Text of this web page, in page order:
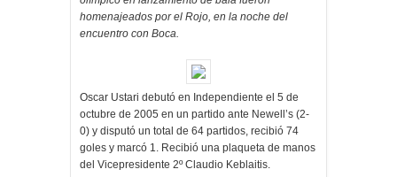
homenajeados por el Rojo, en la noche del
encuentro con Boca.
Oscar Ustari debutó en Independiente el 5 de
octubre de 2005 en un partido ante Newell’s (2-
0) y disputó un total de 64 partidos, recibió 74
goles y marcó 1. Recibió una plaqueta de manos
del Vicepresidente 2º Claudio Keblaitis.